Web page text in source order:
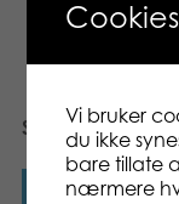
SES JEG LÆRER Å
Les mer
Cookies
Vi bruker
du ikke
bare tillate
nærmere